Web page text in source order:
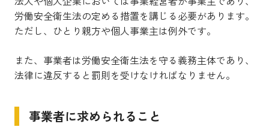
労働安全衛生法の定める措置を講じる必要があります。
ただし、ひとり親方や個人事業主は例外です。
また、事業者は労働安全衛生法を守る義務主体であり、
法律に違反すると罰則を受けなければなりません。
事業者に求められること